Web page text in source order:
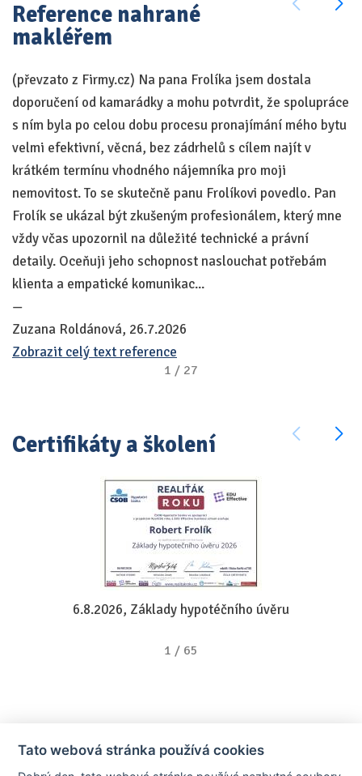
Reference nahrané
makléřem
(převzato z Firmy.cz) Na pana Frolíka jsem dostala
doporučení od kamarádky a mohu potvrdit, že spolupráce
s ním byla po celou dobu procesu pronajímání mého bytu
velmi efektivní, věcná, bez zádrhelů s cílem najít v
krátkém termínu vhodného nájemníka pro moji
nemovitost. To se skutečně panu Frolíkovi povedlo. Pan
Frolík se ukázal být zkušeným profesionálem, který mne
vždy včas upozornil na důležité technické a právní
detaily. Oceňuji jeho schopnost naslouchat potřebám
klienta a empatické komunikac...
—
Zuzana Roldánová, 26.7.2026
Zobrazit celý text reference
1 / 27
Certifikáty a školení
6.8.2026, Základy hypotéčního úvěru
1 / 65
Tato webová stránka používá cookies